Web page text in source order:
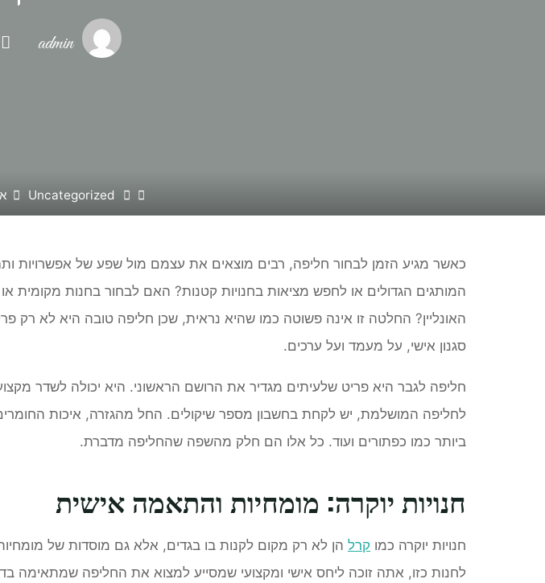
admin
Home
Uncategorized
כאשר מגיע הזמן לבחור חליפה, רבים מוצאים את עצמם מול שפע של אפשרויות
המותגים הגדולים או לחפש מציאות בחנויות קטנות? האם לבחור בחנות מקומית
האונליין? החלטה זו אינה פשוטה כמו שהיא נראית, שכן חליפה טובה היא לא רק
סגנון אישי, על מעמד ועל ערכים.
חליפה לגבר היא פריט שלעיתים מגדיר את הרושם הראשוני. היא יכולה לשדר
לחליפה המושלמת, יש לקחת בחשבון מספר שיקולים. החל מהגזרה, איכות
ביותר כמו כפתורים ועוד. כל אלו הם חלק מהשפה שהחליפה מדברת.
חנויות יוקרה: מומחיות והתאמה אישית
חנויות יוקרה כמו קרל הן לא רק מקום לקנות בו בגדים, אלא גם מוסדות של
לחנות כזו, אתה זוכה ליחס אישי ומקצועי שמסייע למצוא את החליפה שמתאימה